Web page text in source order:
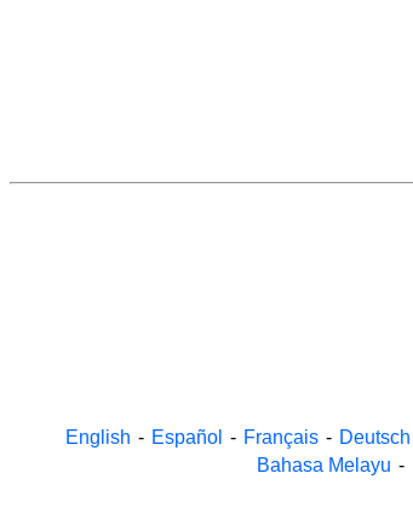
English - Español - Français - Deutsch
Bahasa Melayu -